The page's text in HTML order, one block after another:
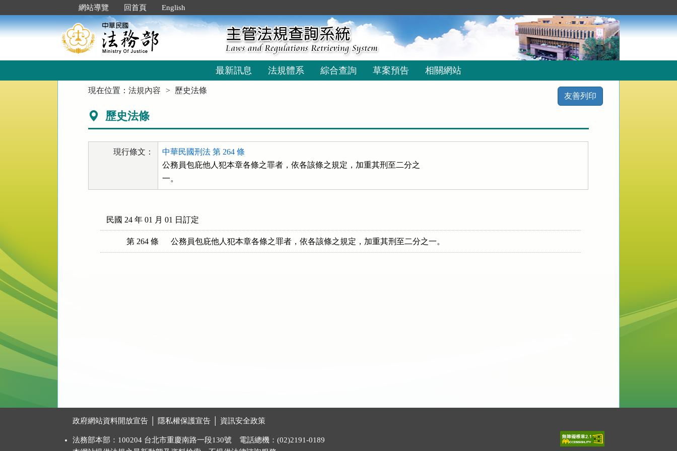
到
主
要
網站導覽 回首頁 English
最新訊息 法規體系 綜合查詢 草案預告 相關網站
現在位置：法規內容 歷史法條
友善列印
歷史法條
現行條文：
中華民國刑法 第 264 條
公務員包庇他人犯本章各條之罪者，依各該條之規定，加重其刑至二分之
一。
民國 24 年 01 月 01 日訂定
第 264 條 公務員包庇他人犯本章各條之罪者，依各該條之規定，加重其刑至二分之一。
政府網站資料開放宣告 隱私權保護宣告 資訊安全政策
法務部本部：100204 台北市重慶南路一段130號 電話總機：(02)2191-0189